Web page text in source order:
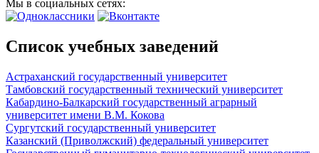
Мы в социальных сетях:
Список учебных заведений
Астраханский государственный университет
Тамбовский государственный технический университет
Кабардино-Балкарский государственный аграрный
университет имени В.М. Кокова
Сургутский государственный университет
Казанский (Приволжский) федеральный университет